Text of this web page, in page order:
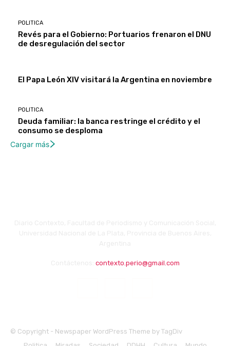
POLITICA
Revés para el Gobierno: Portuarios frenaron el DNU
de desregulación del sector
El Papa León XIV visitará la Argentina en noviembre
POLITICA
Deuda familiar: la banca restringe el crédito y el
consumo se desploma
Cargar más
contexto.perio@gmail.com
© Copyright - Newspaper WordPress Theme by TagDiv